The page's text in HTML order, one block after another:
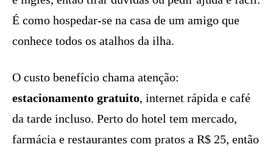
É como hospedar-se na casa de um amigo que
conhece todos os atalhos da ilha.
O custo benefício chama atenção:
estacionamento gratuito, internet rápida e café
da tarde incluso. Perto do hotel tem mercado,
farmácia e restaurantes com pratos a R$ 25, então